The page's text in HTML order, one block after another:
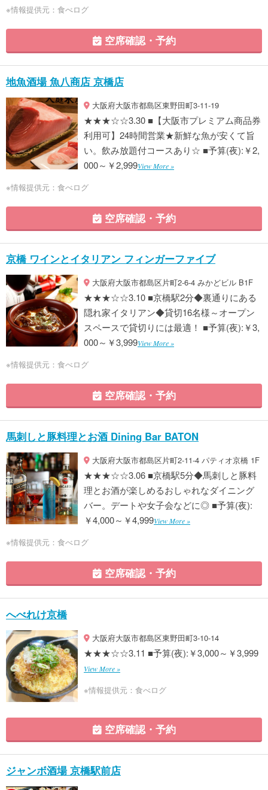
※情報提供元：食べログ
空席確認・予約
地魚酒場 魚八商店 京橋店
大阪府大阪市都島区東野田町3-11-19
★★★☆☆3.30 ■【大阪市プレミアム商品券
利用可】24時間営業★新鮮な魚が安くて旨
い。飲み放題付コースあり☆ ■予算(夜):￥2,
000～￥2,999View More »
※情報提供元：食べログ
空席確認・予約
京橋 ワインとイタリアン フィンガーファイブ
大阪府大阪市都島区片町2-6-4 みかどビル B1F
★★★☆☆3.10 ■京橋駅2分◆裏通りにある
隠れ家イタリアン◆貸切16名様～オープン
スペースで貸切りには最適！ ■予算(夜):￥3,
000～￥3,999View More »
※情報提供元：食べログ
空席確認・予約
馬刺しと豚料理とお酒 Dining Bar BATON
大阪府大阪市都島区片町2-11-4 パティオ京橋 1F
★★★☆☆3.06 ■京橋駅5分◆馬刺しと豚料
理とお酒が楽しめるおしゃれなダイニング
バー。デートや女子会などに◎ ■予算(夜):
￥4,000～￥4,999View More »
※情報提供元：食べログ
空席確認・予約
へべれけ京橋
大阪府大阪市都島区東野田町3-10-14
★★★☆☆3.11 ■予算(夜):￥3,000～￥3,999
View More »
※情報提供元：食べログ
空席確認・予約
ジャンボ酒場 京橋駅前店